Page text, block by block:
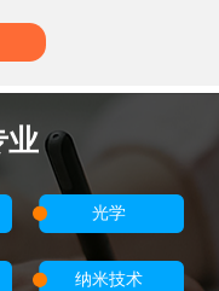
业
光学
纳米技术